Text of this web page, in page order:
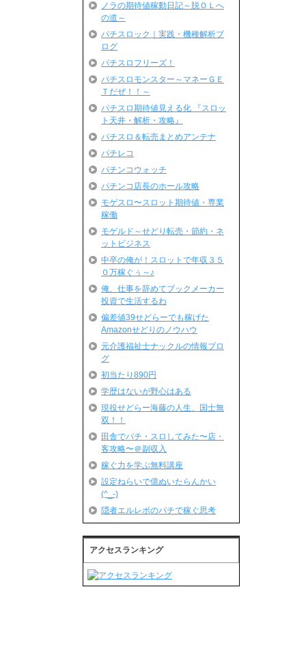
ノラの期待値稼動日記～脱ＯＬへ
の道～
パチスロック｜実践・機種解析ブ
ログ
パチスロフリーズ！
パチスロモンスター～マネーＧＥ
Ｔだぜ！！～
パチスロ期待値見える化 『スロッ
ト天井・解析・攻略』
パチスロ＆転売まとめアンテナ
パチレコ
パチンコウォッチ
パチンコ店長のホール攻略
モゲスロ〜スロット期待値・専業
稼働
モゲルド～せどり転売・節約・ネ
ットビジネス
中卒の俺が！スロットで年収３５
０万稼ぐぅ～♪
俺、仕事を辞めてブックメーカー
投資で生活するわ
偏差値39せどらーでも稼げた
Amazonせどりのノウハウ
元介護福祉士ナックルの情報ブロ
グ
初当たり890円
学歴はないが野心はある
現役せどらー海藤の人生、国士無
双！！
田舎でパチ・スロしてみた〜店・
客攻略〜＠副収入
稼ぐ力を学ぶ無料講座
設定ねらいで億ぬいたらんかい
(^_-)
隠者エルレボのパチで稼ぐ思考
アクセスランキング